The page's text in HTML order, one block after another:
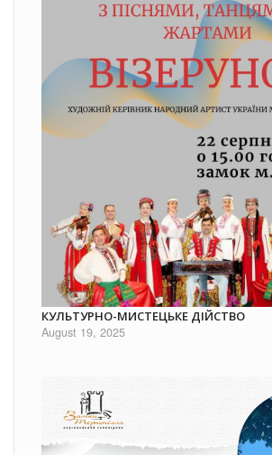
КУЛЬТУРНО-МИСТЕЦЬКЕ ДІЙСТВО
August 19, 2025